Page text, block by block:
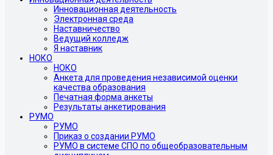
Инновационная деятельность
Электронная среда
Наставничество
Ведущий колледж
Я наставник
НОКО
НОКО
Анкета для проведения независимой оценки
качества образования
Печатная форма анкеты
Результаты анкетирования
РУМО
РУМО
Приказ о создании РУМО
РУМО в системе СПО по общеобразовательным